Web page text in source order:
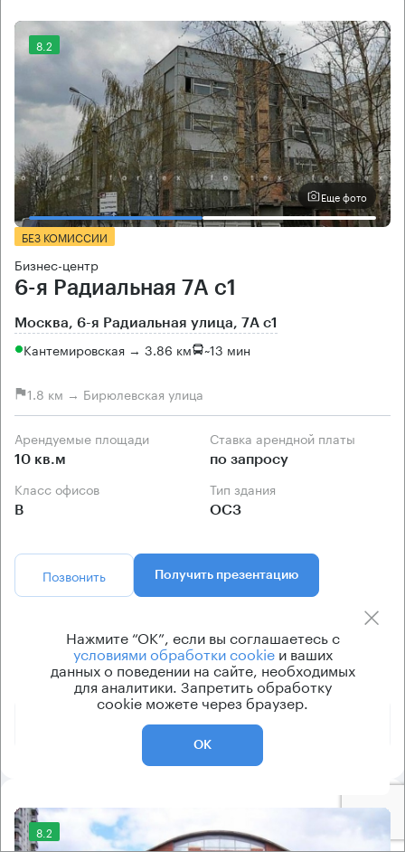
8.2
Еще фото
БЕЗ КОМИССИИ
Бизнес-центр
6-я Радиальная 7А с1
Москва, 6-я Радиальная улица, 7А с1
Кантемировская → 3.86 км ~13 мин
1.8 км → Бирюлевская улица
Арендуемые площади
10 кв.м
Ставка арендной платы
по запросу
Класс офисов
B
Тип здания
ОСЗ
Позвонить Получить презентацию
Предложения по аренде в этом здании:
Площадь Арендная плата Этаж
734 250 ₽
8.2
Нажмите “ОК”, если вы соглашаетесь с
условиями обработки cookieи ваших
данных о поведении на сайте, необходимых
для аналитики. Запретить обработку
cookie можете через браузер.
ОК